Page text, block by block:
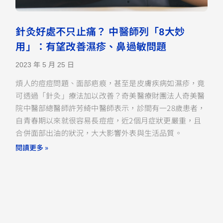
針灸好處不只止痛？ 中醫師列「8大妙
用」：有望改善濕疹、鼻過敏問題
2023 年 5 月 25 日
煩人的痘痘問題、面部疤痕，甚至是皮膚疾病如濕疹，竟
可透過「針灸」療法加以改善？奇美醫療財團法人奇美醫
院中醫部總醫師許芳綺中醫師表示，診間有一28歲患者，
自青春期以來就很容易長痘痘，近2個月症狀更嚴重，且
合併面部出油的狀況，大大影響外表與生活品質。
閱讀更多 »